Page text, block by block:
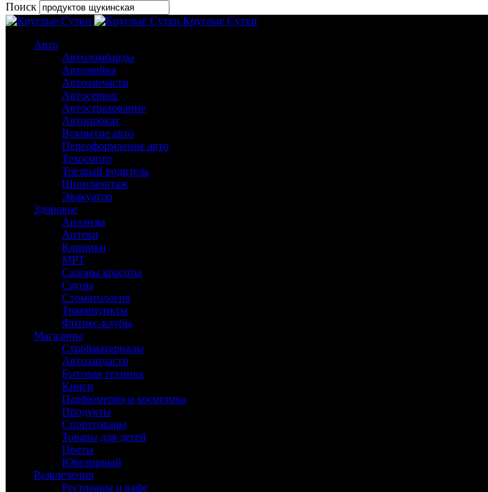
Поиск
Круглые Сутки
Авто
Автоломбарды
Автомойка
Автозапчасти
Автосервис
Автострахование
Автопрокат
Вскрытие авто
Переоформление авто
Техосмотр
Трезвый водитель
Шиномонтаж
Эвакуатор
Здоровье
Анализы
Аптеки
Клиники
МРТ
Салоны красоты
Сауны
Стоматология
Травмпункты
Фитнес-клубы
Магазины
Стройматериалы
Автозапчасти
Бытовая техника
Книги
Парфюмерия и косметика
Продукты
Спорттовары
Товары для детей
Цветы
Ювелирный
Развлечения
Рестораны и кафе